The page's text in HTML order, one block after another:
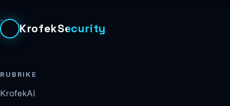
KrofekSecurity
RUBRIKE
KrofekAI